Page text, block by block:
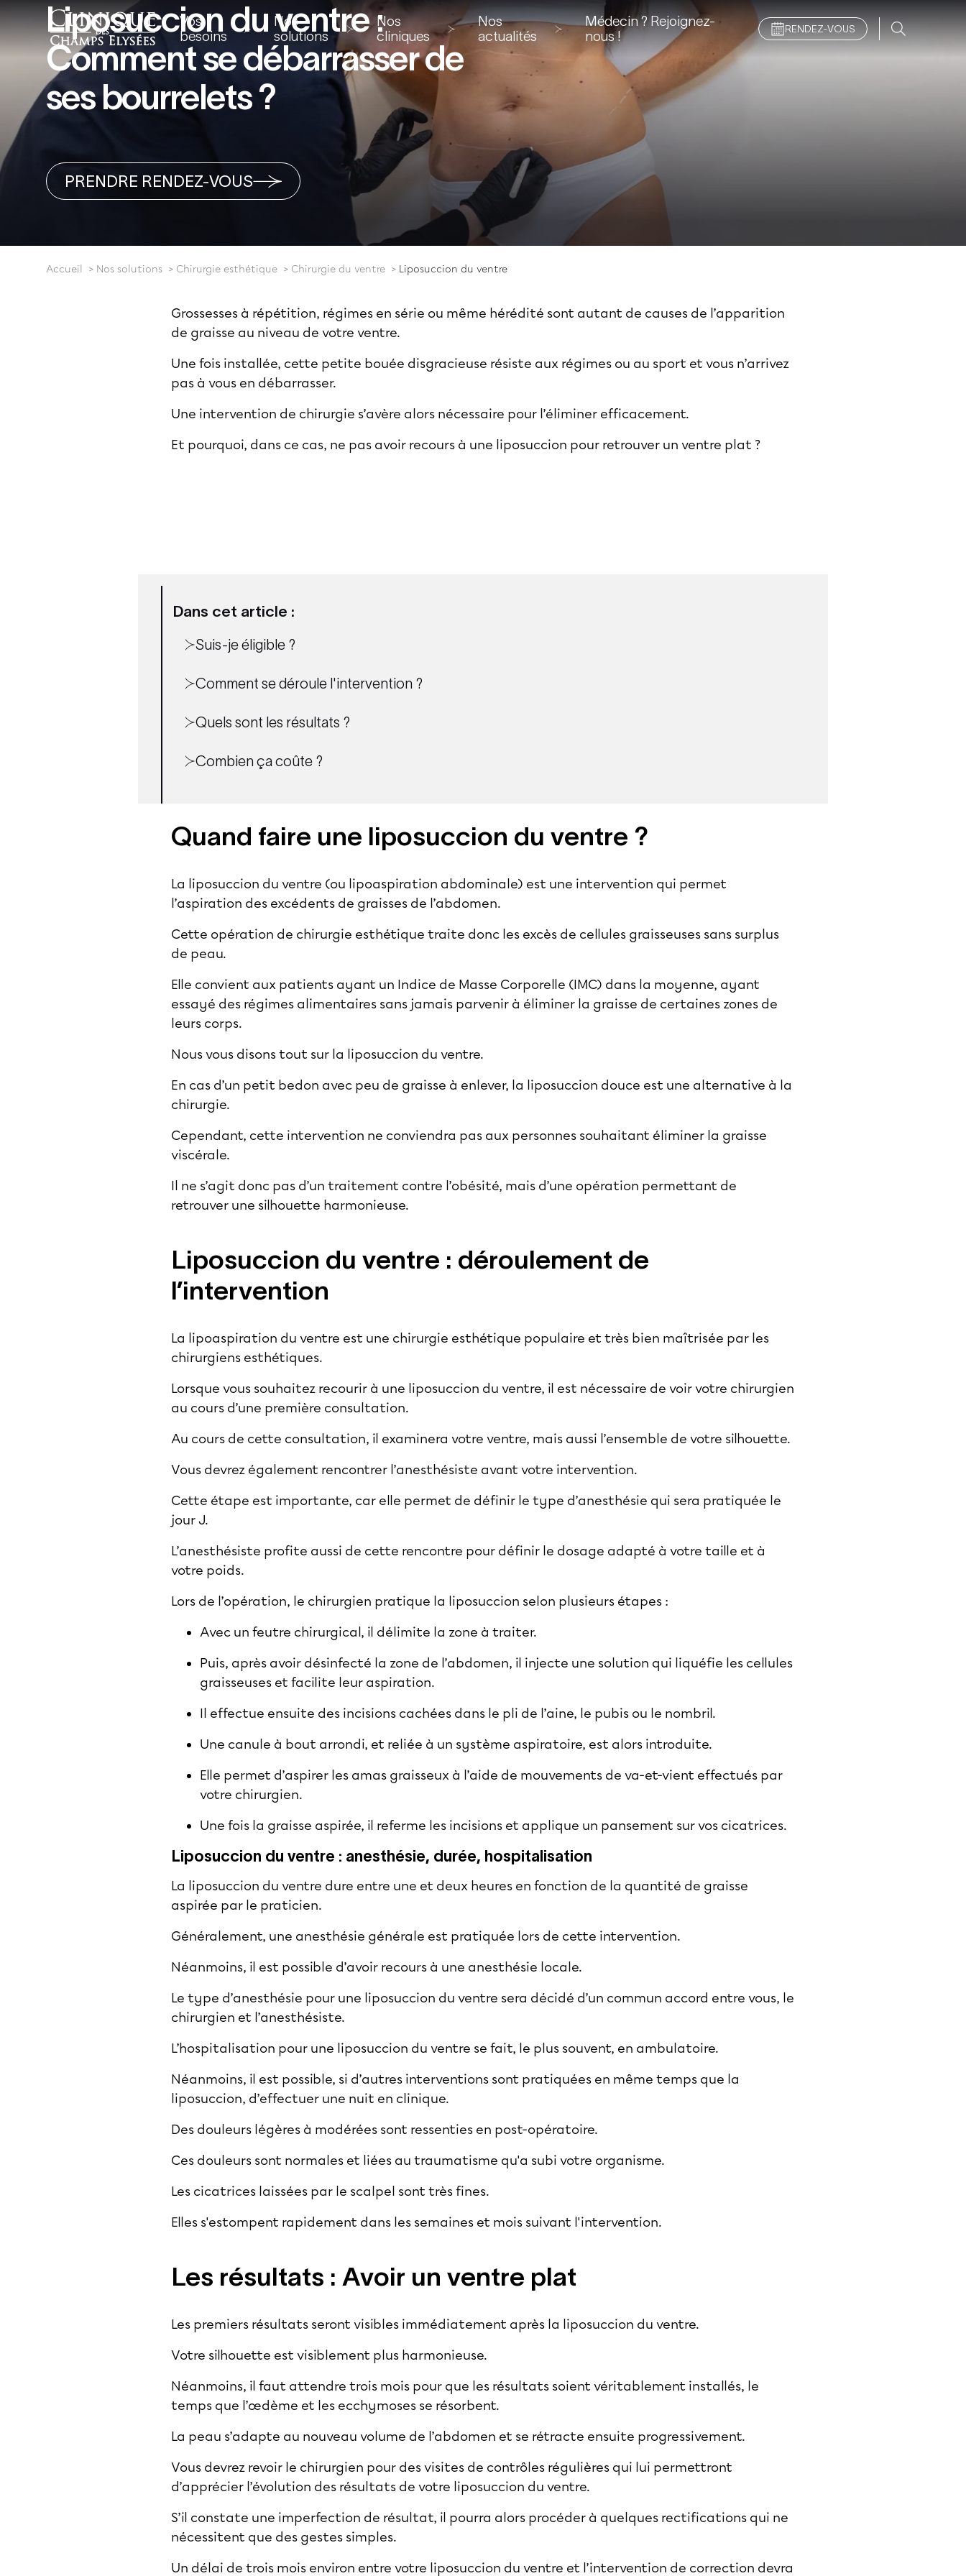
Vos
besoins
Nos
solutions
Nos
cliniques
Nos
actualités
Médecin ? Rejoignez-
nous !
RENDEZ-VOUS
Liposuccion du ventre :
Comment se débarrasser de
ses bourrelets ?
PRENDRE RENDEZ-VOUS
Accueil Nos solutions Chirurgie esthétique Chirurgie du ventre Liposuccion du ventre
Dans cet article :
Suis-je éligible ?
Comment se déroule l'intervention ?
Quels sont les résultats ?
Combien ça coûte ?
Grossesses à répétition, régimes en série ou même hérédité sont autant de causes de l’apparition
de graisse au niveau de votre ventre.
Une fois installée, cette petite bouée disgracieuse résiste aux régimes ou au sport et vous n’arrivez
pas à vous en débarrasser.
Une intervention de chirurgie s’avère alors nécessaire pour l’éliminer efficacement.
Et pourquoi, dans ce cas, ne pas avoir recours à une liposuccion pour retrouver un ventre plat ?
Quand faire une liposuccion du ventre ?
La liposuccion du ventre (ou lipoaspiration abdominale) est une intervention qui permet
l’aspiration des excédents de graisses de l’abdomen.
Cette opération de chirurgie esthétique traite donc les excès de cellules graisseuses sans surplus
de peau.
Elle convient aux patients ayant un Indice de Masse Corporelle (IMC) dans la moyenne, ayant
essayé des régimes alimentaires sans jamais parvenir à éliminer la graisse de certaines zones de
leurs corps.
Nous vous disons tout sur la liposuccion du ventre.
En cas d’un petit bedon avec peu de graisse à enlever, la liposuccion douce est une alternative à la
chirurgie.
Cependant, cette intervention ne conviendra pas aux personnes souhaitant éliminer la graisse
viscérale.
Il ne s’agit donc pas d’un traitement contre l’obésité, mais d’une opération permettant de
retrouver une silhouette harmonieuse.
Liposuccion du ventre : déroulement de
l’intervention
La lipoaspiration du ventre est une chirurgie esthétique populaire et très bien maîtrisée par les
chirurgiens esthétiques.
Lorsque vous souhaitez recourir à une liposuccion du ventre, il est nécessaire de voir votre chirurgien
au cours d’une première consultation.
Au cours de cette consultation, il examinera votre ventre, mais aussi l’ensemble de votre silhouette.
Vous devrez également rencontrer l’anesthésiste avant votre intervention.
Cette étape est importante, car elle permet de définir le type d’anesthésie qui sera pratiquée le
jour J.
L’anesthésiste profite aussi de cette rencontre pour définir le dosage adapté à votre taille et à
votre poids.
Lors de l’opération, le chirurgien pratique la liposuccion selon plusieurs étapes :
Avec un feutre chirurgical, il délimite la zone à traiter.
Puis, après avoir désinfecté la zone de l’abdomen, il injecte une solution qui liquéfie les cellules
graisseuses et facilite leur aspiration.
Il effectue ensuite des incisions cachées dans le pli de l’aine, le pubis ou le nombril.
Une canule à bout arrondi, et reliée à un système aspiratoire, est alors introduite.
Elle permet d’aspirer les amas graisseux à l’aide de mouvements de va-et-vient effectués par
votre chirurgien.
Une fois la graisse aspirée, il referme les incisions et applique un pansement sur vos cicatrices.
Liposuccion du ventre : anesthésie, durée, hospitalisation
La liposuccion du ventre dure entre une et deux heures en fonction de la quantité de graisse
aspirée par le praticien.
Généralement, une anesthésie générale est pratiquée lors de cette intervention.
Néanmoins, il est possible d’avoir recours à une anesthésie locale.
Le type d’anesthésie pour une liposuccion du ventre sera décidé d’un commun accord entre vous, le
chirurgien et l’anesthésiste.
L’hospitalisation pour une liposuccion du ventre se fait, le plus souvent, en ambulatoire.
Néanmoins, il est possible, si d’autres interventions sont pratiquées en même temps que la
liposuccion, d’effectuer une nuit en clinique.
Des douleurs légères à modérées sont ressenties en post-opératoire.
Ces douleurs sont normales et liées au traumatisme qu'a subi votre organisme.
Les cicatrices laissées par le scalpel sont très fines.
Elles s'estompent rapidement dans les semaines et mois suivant l'intervention.
Les résultats : Avoir un ventre plat
Les premiers résultats seront visibles immédiatement après la liposuccion du ventre.
Votre silhouette est visiblement plus harmonieuse.
Néanmoins, il faut attendre trois mois pour que les résultats soient véritablement installés, le
temps que l’œdème et les ecchymoses se résorbent.
La peau s’adapte au nouveau volume de l’abdomen et se rétracte ensuite progressivement.
Vous devrez revoir le chirurgien pour des visites de contrôles régulières qui lui permettront
d’apprécier l’évolution des résultats de votre liposuccion du ventre.
S’il constate une imperfection de résultat, il pourra alors procéder à quelques rectifications qui ne
nécessitent que des gestes simples.
Un délai de trois mois environ entre votre liposuccion du ventre et l’intervention de correction devra